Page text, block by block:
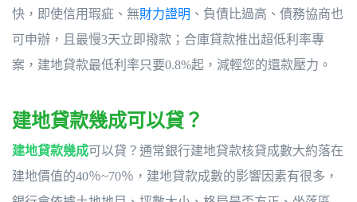
快，即使信用瑕疵、無財力證明 、負債比過高、債務協商也
可申辦，且最慢3天立即撥款；合庫貸款推出超低利率專
案，建地貸款最低利率只要0.8%起，減輕您的還款壓力。
建地貸款幾成可以貸？
建地貸款幾成可以貸？通常銀行建地貸款核貸成數大約落在
建地價值的40％~70％，建地貸款成數的影響因素有很多，